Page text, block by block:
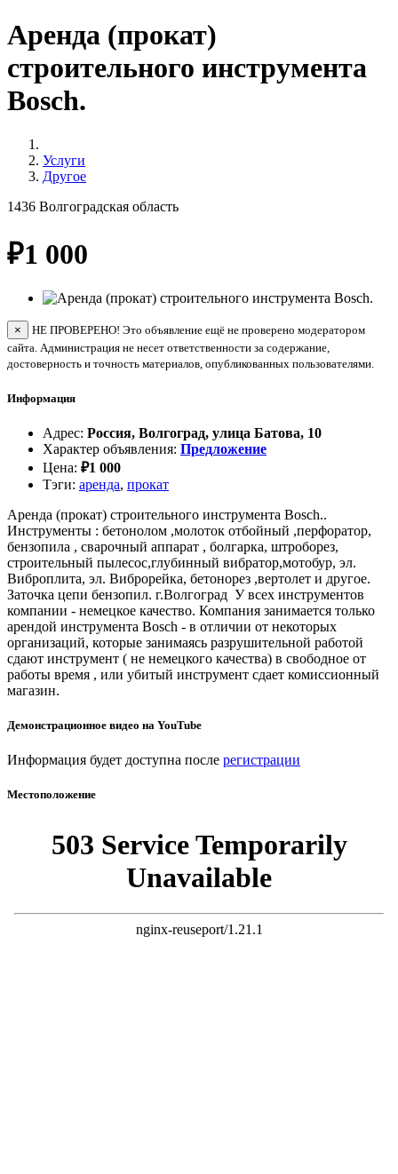
Аренда (прокат)
строительного инструмента
Bosch.
Услуги
Другое
1436 Волгоградская область
₽1 000
×
НЕ ПРОВЕРЕНО! Это объявление ещё не проверено модератором
сайта. Администрация не несет ответственности за содержание,
достоверность и точность материалов, опубликованных пользователями.
Информация
Адрес: Россия, Волгоград, улица Батова, 10
Характер объявления: Предложение
Цена: ₽1 000
Тэги: аренда, прокат
Аренда (прокат) строительного инструмента Bosch..
Инструменты : бетонолом ,молоток отбойный ,перфоратор,
бензопила , сварочный аппарат , болгарка, штроборез,
строительный пылесос,глубинный вибратор,мотобур, эл.
Виброплита, эл. Виброрейка, бетонорез ,вертолет и другое.
Заточка цепи бензопил. г.Волгоград У всех инструментов
компании - немецкое качество. Компания занимается только
арендой инструмента Bosch - в отличии от некоторых
организаций, которые занимаясь разрушительной работой
сдают инструмент ( не немецкого качества) в свободное от
работы время , или убитый инструмент сдает комиссионный
магазин.
Демонстрационное видео на YouTube
Информация будет доступна после регистрации
Местоположение